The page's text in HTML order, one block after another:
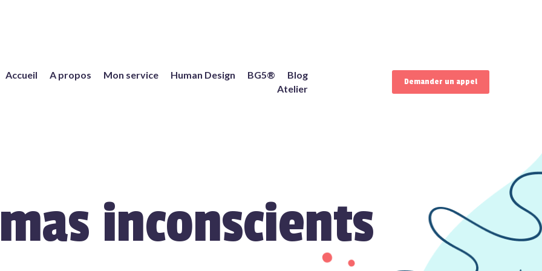
Accueil A propos Mon service Human Design BG5®
Blog
Atelier
Demander un appel
inconscients